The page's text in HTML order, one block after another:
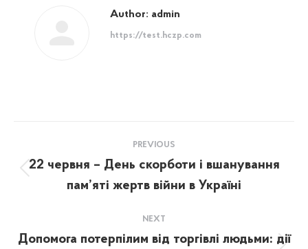
Author: admin
https://test.hczp.com
navigation
PREVIOUS
Previous
post:
22 червня – День скорботи і вшанування
пам’яті жертв війни в Україні
NEXT
Допомога потерпілим від торгівлі людьми: дії